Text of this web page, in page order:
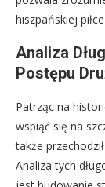
hiszpańskiej
Analiza
Postępu
Patrząc na
wspiąć się na
także
Analiza tych